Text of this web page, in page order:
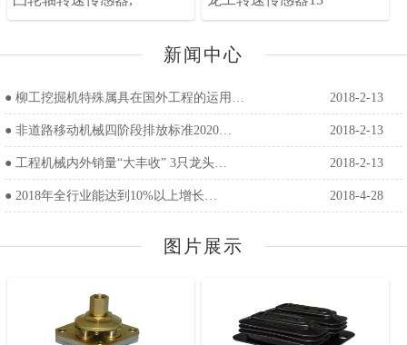
新闻中心
● 柳工挖掘机特殊属具在国外工程的运用… 2018-2-13
● 非道路移动机械四阶段排放标准2020… 2018-2-13
● 工程机械内外销量“大丰收” 3只龙头… 2018-2-13
● 2018年全行业能达到10%以上增长… 2018-4-28
图片展示